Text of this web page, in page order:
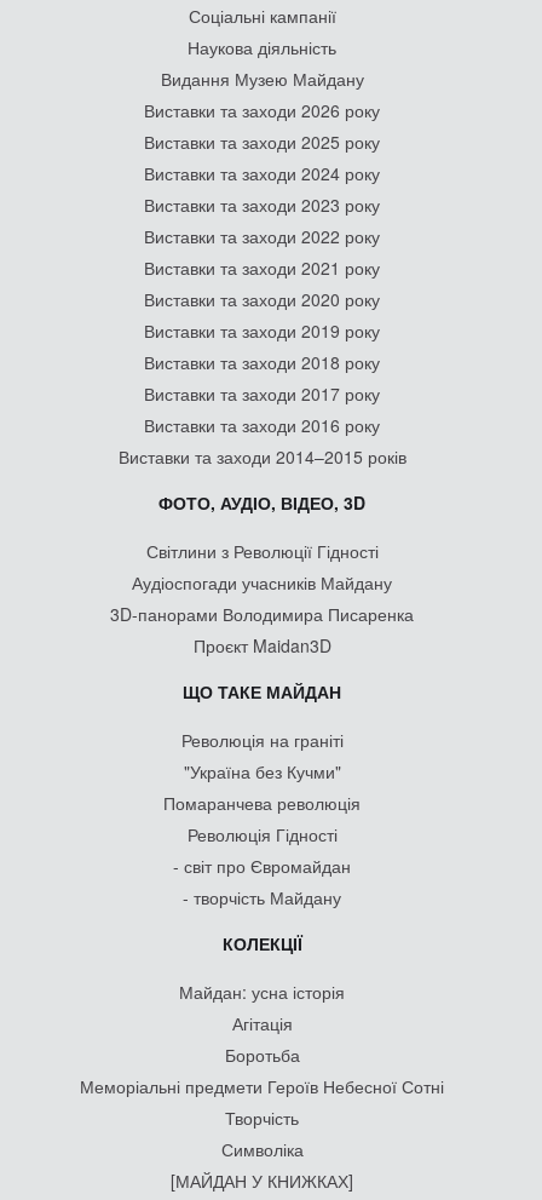
Соціальні кампанії
Наукова діяльність
Видання Музею Майдану
Виставки та заходи 2026 року
Виставки та заходи 2025 року
Виставки та заходи 2024 року
Виставки та заходи 2023 року
Виставки та заходи 2022 року
Виставки та заходи 2021 року
Виставки та заходи 2020 року
Виставки та заходи 2019 року
Виставки та заходи 2018 року
Виставки та заходи 2017 року
Виставки та заходи 2016 року
Виставки та заходи 2014–2015 років
ФОТО, АУДІО, ВІДЕО, 3D
Світлини з Революції Гідності
Аудіоспогади учасників Майдану
3D-панорами Володимира Писаренка
Проєкт Maidan3D
ЩО ТАКЕ МАЙДАН
Революція на граніті
"Україна без Кучми"
Помаранчева революція
Революція Гідності
- світ про Євромайдан
- творчість Майдану
КОЛЕКЦІЇ
Майдан: усна історія
Агітація
Боротьба
Меморіальні предмети Героїв Небесної Сотні
Творчість
Символіка
[МАЙДАН У КНИЖКАХ]